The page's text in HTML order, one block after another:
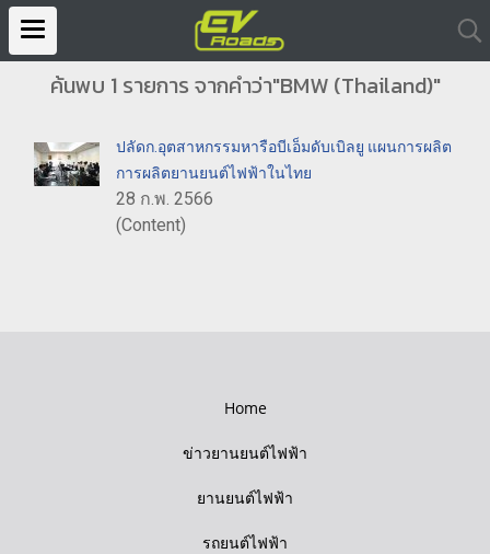
ค้นพบ 1 รายการ จากคำว่า"BMW (Thailand)"
ปลัดก.อุตสาหกรรมหารือบีเอ็มดับเบิลยู แผนการผลิต
การผลิตยานยนต์ไฟฟ้าในไทย
28 ก.พ. 2566
(Content)
Home
ข่าวยานยนต์ไฟฟ้า
ยานยนต์ไฟฟ้า
รถยนต์ไฟฟ้า